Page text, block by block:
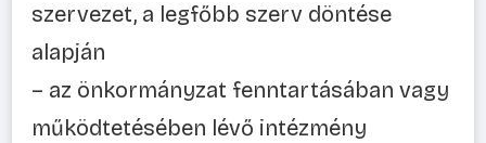
szervezet, a legfőbb szerv döntése
alapján
– az önkormányzat fenntartásában vagy
működtetésében lévő intézmény